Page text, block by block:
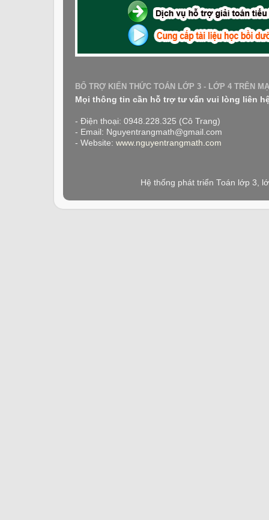
BỔ TRỢ KIẾN THỨC TOÁN LỚP 3 - LỚP 4 TRÊN
Mọi thông tin cần hỗ trợ tư vấn vui lòng liên
- Điện thoại: 0948.228.325 (Cô Trang)
- Email: Nguyentrangmath@gmail.com
- Website: www.nguyentrangmath.com
Hệ thống phát triển Toán lớp 3,